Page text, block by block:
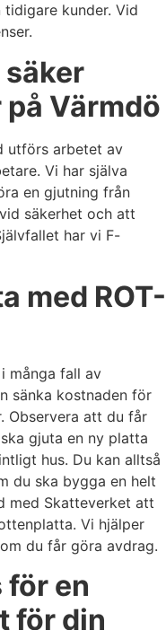
kunder. Vid
Värmdö
utförs arbetet av
Vi har själva
en gjutning från
säkerhet och att
har vi F-
med ROT-
många fall av
sänka kostnaden för
Observera att du får
gjuta en ny platta
hus. Du kan alltså
du ska bygga en helt
med Skatteverket att
Vi hjälper
du får göra avdrag.
för en
för din